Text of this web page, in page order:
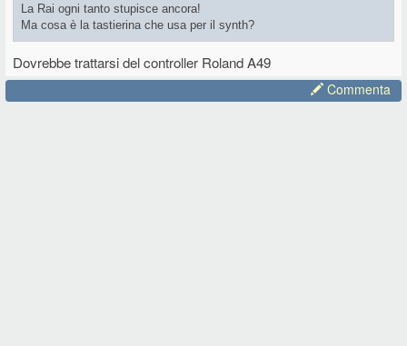
La Rai ogni tanto stupisce ancora!
Ma cosa è la tastierina che usa per il synth?
Dovrebbe trattarsi del controller Roland A49
Commenta